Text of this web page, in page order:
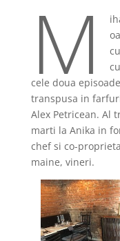
M
cele doua
transpusa in
Alex Petricean. Al
marti la Anika in
chef si co-
maine, vineri.